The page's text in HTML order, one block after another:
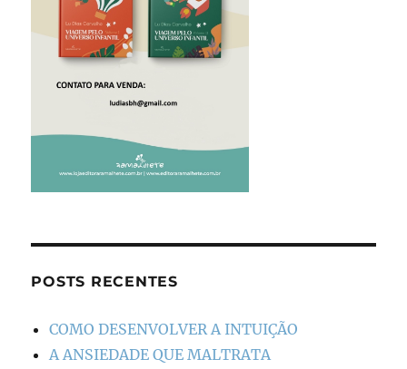
POSTS RECENTES
COMO DESENVOLVER A INTUIÇÃO
A ANSIEDADE QUE MALTRATA